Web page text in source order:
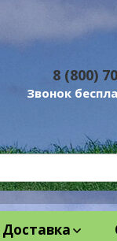
8 (800)
Звонок
Доставка